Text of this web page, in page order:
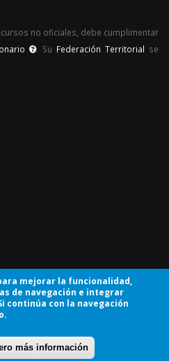
no oficiales, debe cumplimentar
. Su Federación Territorial se
derechos reservados.
Legal Mapa del sitio
mejorar la funcionalidad,
de navegación e integrar
continúa con la navegación
más información